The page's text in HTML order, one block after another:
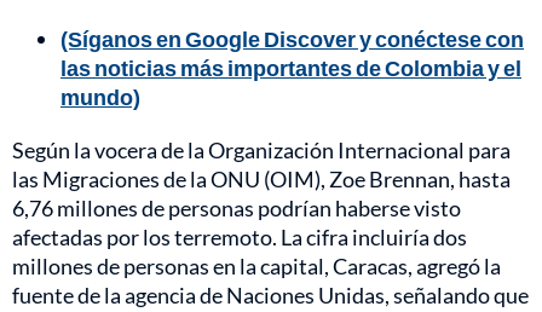
(Síganos en Google Discover y conéctese con
las noticias más importantes de Colombia y el
mundo)
Según la vocera de la Organización Internacional para
las Migraciones de la ONU (OIM), Zoe Brennan, hasta
6,76 millones de personas podrían haberse visto
afectadas por los terremoto. La cifra incluiría dos
millones de personas en la capital, Caracas, agregó la
fuente de la agencia de Naciones Unidas, señalando que